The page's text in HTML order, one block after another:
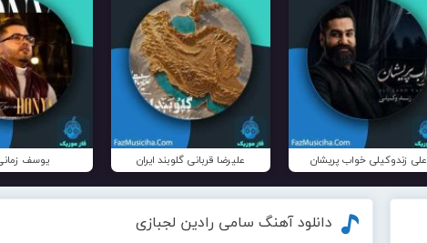
علی زندوکیلی خواب پریشان علیرضا قربانی گلوبند ایران یوسف
دانلود آهنگ سامی رادین لجبازی